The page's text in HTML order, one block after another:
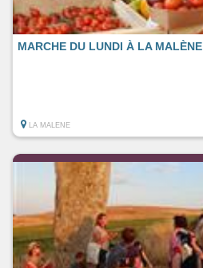
MARCHE DU LUNDI À LA MALÈNE
LA MALENE